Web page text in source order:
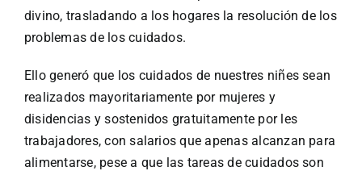
divino, trasladando a los hogares la resolución de los
problemas de los cuidados.
Ello generó que los cuidados de nuestres niñes sean
realizados mayoritariamente por mujeres y
disidencias y sostenidos gratuitamente por les
trabajadores, con salarios que apenas alcanzan para
alimentarse, pese a que las tareas de cuidados son